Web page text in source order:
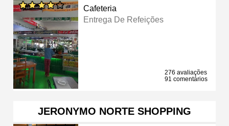
Cafeteria
Entrega De Refeições
276 avaliações
91 comentários
JERONYMO NORTE SHOPPING